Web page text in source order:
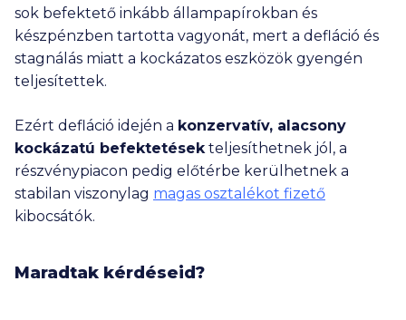
sok befektető inkább állampapírokban és
készpénzben tartotta vagyonát, mert a defláció és
stagnálás miatt a kockázatos eszközök gyengén
teljesítettek.
Ezért defláció idején a konzervatív, alacsony
kockázatú befektetésekteljesíthetnek jól, a
részvénypiacon pedig előtérbe kerülhetnek a
stabilan viszonylag magas osztalékot fizető
kibocsátók.
Maradtak kérdéseid?